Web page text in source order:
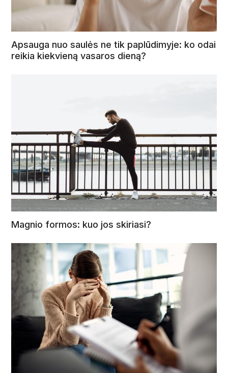
Apsauga nuo saulės ne tik paplūdimyje: ko odai
reikia kiekvieną vasaros dieną?
Magnio formos: kuo jos skiriasi?